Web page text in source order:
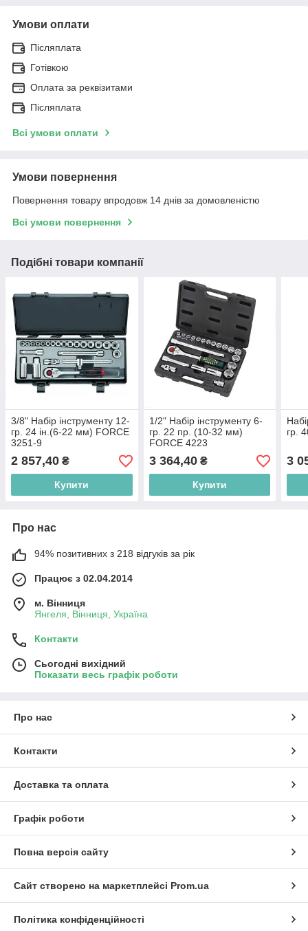
Умови оплати
Післяплата
Готівкою
Оплата за реквізитами
Післяплата
Всі умови оплати
Умови повернення
Повернення товару впродовж 14 днів за домовленістю
Всі умови повернення
Подібні товари компанії
3/8" Набір інструменту 12-
гр. 24 ін.(6-22 мм) FORCE
3251-9
2 857,40 ₴
Купити
1/2" Набір інструменту 6-
гр. 22 пр. (10-32 мм)
FORCE 4223
3 364,40₴
Купити
гр.
3
Про нас
94% позитивних з 218 відгуків за рік
Працює з 02.04.2014
м. Вінниця
Янгеля, Вінниця, Україна
Контакти
Сьогодні вихідний
Показати весь графік роботи
Про нас
Контакти
Доставка та оплата
Графік роботи
Повна версія сайту
Сайт створено на маркетплейсі Prom.ua
Політика конфіденційності